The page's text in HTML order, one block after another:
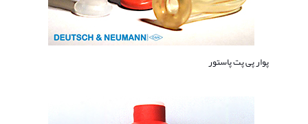
پوار پی پت پاستور